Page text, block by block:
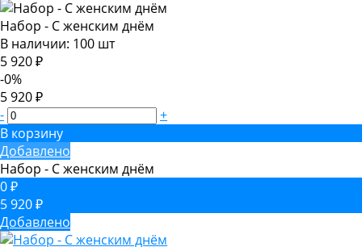
Набор - С женским днём
В наличии: 100 шт
5 920 ₽
-0%
5 920 ₽
-
+
В корзину
Добавлено
Набор - С женским днём
0 ₽
5 920 ₽
Добавлено